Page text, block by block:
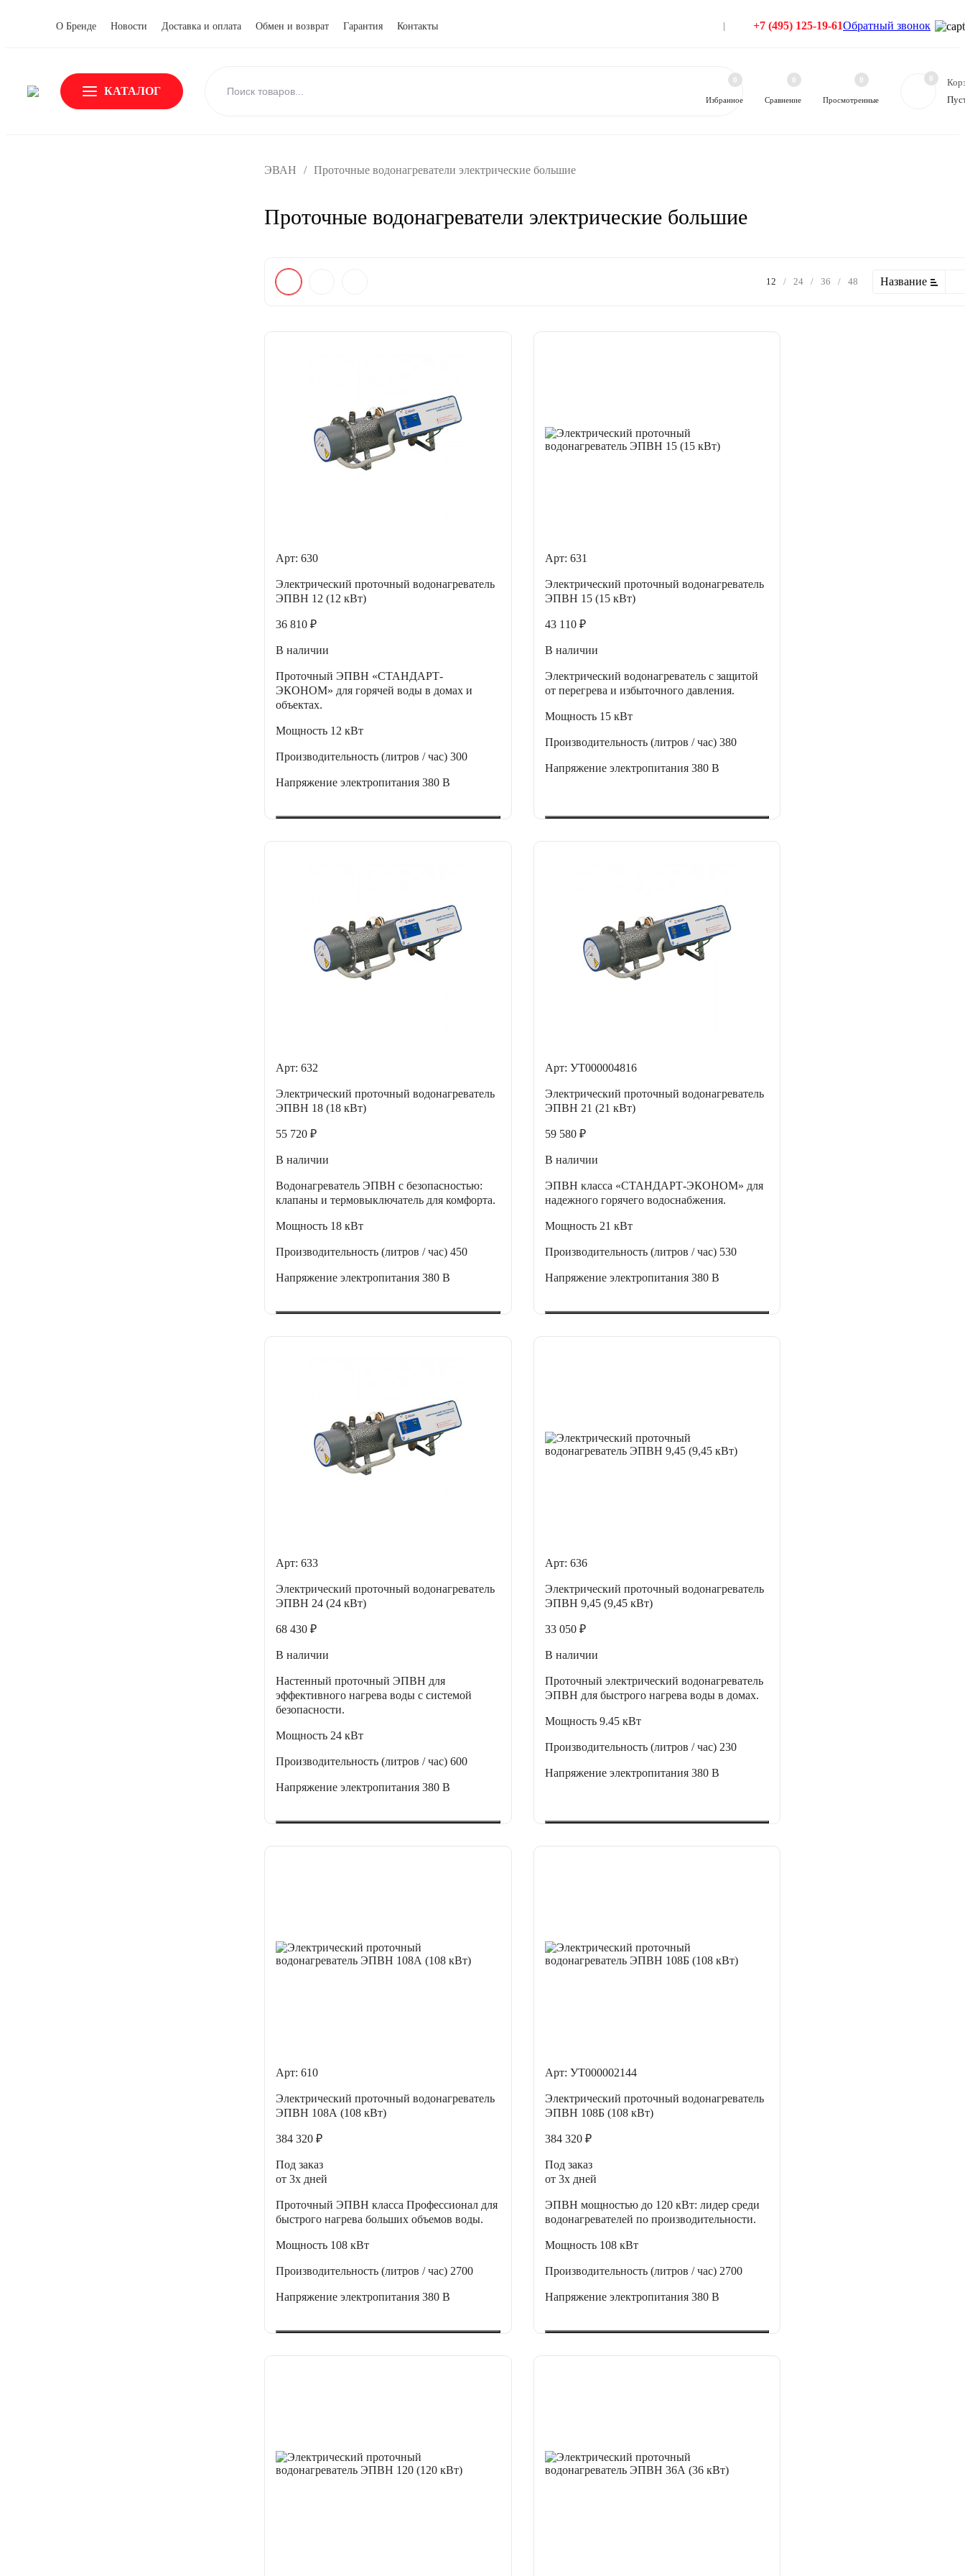
О Бренде Новости Доставка и оплата Обмен и возврат Гарантия Контакты +7 (495) 125-19-61Обратный звонок
КАТАЛОГ
Избранное
0
Сравнение
0
Просмотренные
0 0
ЭВАН / Проточные водонагреватели электрические большие
Проточные водонагреватели электрические большие
12 / 24 / 36 / 48 Название
Арт: 630
Электрический проточный водонагреватель
ЭПВН 12 (12 кВт)
36 810 ₽
В наличии
Проточный ЭПВН «СТАНДАРТ-
ЭКОНОМ» для горячей воды в домах и
объектах.
Мощность 12 кВт
Производительность (литров / час) 300
Напряжение электропитания 380 В
Арт: 631
Электрический проточный водонагреватель
ЭПВН 15 (15 кВт)
43 110 ₽
В наличии
Электрический водонагреватель с защитой
от перегрева и избыточного давления.
Мощность 15 кВт
Производительность (литров / час) 380
Напряжение электропитания 380 В
Арт: 632
Электрический проточный водонагреватель
ЭПВН 18 (18 кВт)
55 720 ₽
В наличии
Водонагреватель ЭПВН с безопасностью:
клапаны и термовыключатель для комфорта.
Мощность 18 кВт
Производительность (литров / час) 450
Напряжение электропитания 380 В
Арт: УТ000004816
Электрический проточный водонагреватель
ЭПВН 21 (21 кВт)
59 580 ₽
В наличии
ЭПВН класса «СТАНДАРТ-ЭКОНОМ» для
надежного горячего водоснабжения.
Мощность 21 кВт
Производительность (литров / час) 530
Напряжение электропитания 380 В
Арт: 633
Электрический проточный водонагреватель
ЭПВН 24 (24 кВт)
68 430 ₽
В наличии
Настенный проточный ЭПВН для
эффективного нагрева воды с системой
безопасности.
Мощность 24 кВт
Производительность (литров / час) 600
Напряжение электропитания 380 В
Арт: 636
Электрический проточный водонагреватель
ЭПВН 9,45 (9,45 кВт)
33 050 ₽
В наличии
Проточный электрический водонагреватель
ЭПВН для быстрого нагрева воды в домах.
Мощность 9.45 кВт
Производительность (литров / час) 230
Напряжение электропитания 380 В
Арт: 610
Электрический проточный водонагреватель
ЭПВН 108А (108 кВт)
384 320 ₽
Под заказ
от 3х дней
Проточный ЭПВН класса Профессионал для
быстрого нагрева больших объемов воды.
Мощность 108 кВт
Производительность (литров / час) 2700
Напряжение электропитания 380 В
Арт: УТ000002144
Электрический проточный водонагреватель
ЭПВН 108Б (108 кВт)
384 320 ₽
Под заказ
от 3х дней
ЭПВН мощностью до 120 кВт: лидер среди
водонагревателей по производительности.
Мощность 108 кВт
Производительность (литров / час) 2700
Напряжение электропитания 380 В